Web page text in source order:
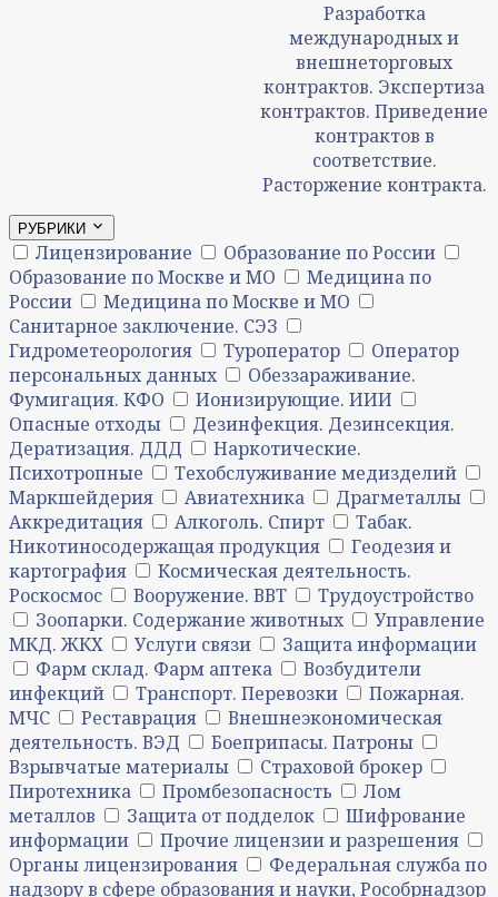
Разработка
международных и
внешнеторговых
контрактов. Экспертиза
контрактов. Приведение
контрактов в
соответствие.
Расторжение контракта.
РУБРИКИ
Лицензирование
Образование по России
Образование по Москве и МО
Медицина по
России
Медицина по Москве и МО
Санитарное заключение. СЭЗ
Гидрометеорология
Туроператор
Оператор
персональных данных
Обеззараживание.
Фумигация. КФО
Ионизирующие. ИИИ
Опасные отходы
Дезинфекция. Дезинсекция.
Дератизация. ДДД
Наркотические.
Психотропные
Техобслуживание медизделий
Маркшейдерия
Авиатехника
Драгметаллы
Аккредитация
Алкоголь. Спирт
Табак.
Никотиносодержащая продукция
Геодезия и
картография
Космическая деятельность.
Роскосмос
Вооружение. ВВТ
Трудоустройство
Зоопарки. Содержание животных
Управление
МКД. ЖКХ
Услуги связи
Защита информации
Фарм склад. Фарм аптека
Возбудители
инфекций
Транспорт. Перевозки
Пожарная.
МЧС
Реставрация
Внешнеэкономическая
деятельность. ВЭД
Боеприпасы. Патроны
Взрывчатые материалы
Страховой брокер
Пиротехника
Промбезопасность
Лом
металлов
Защита от подделок
Шифрование
информации
Прочие лицензии и разрешения
Органы лицензирования
Федеральная служба по
надзору в сфере образования и науки, Рособрнадзор